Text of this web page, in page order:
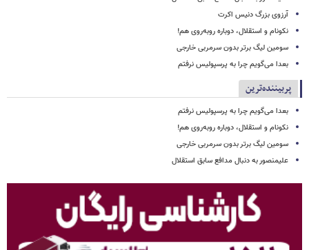
آرزوی بزرگ دنیس اکرت
نکونام و استقلال، دوباره روبه‌روی هم!
سومین لیگ برتر بدون سرمربی خارجی
بعدا می‌گویم چرا به پرسپولیس نرفتم
پربیننده‌ترین
بعدا می‌گویم چرا به پرسپولیس نرفتم
نکونام و استقلال، دوباره روبه‌روی هم!
سومین لیگ برتر بدون سرمربی خارجی
علیمنصور به دنبال مدافع سابق استقلال